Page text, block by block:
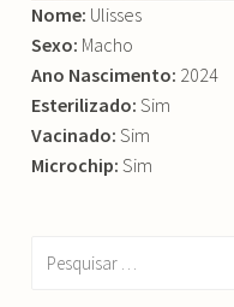
Nome: Ulisses
Sexo: Macho
Ano Nascimento: 2024
Esterilizado: Sim
Vacinado: Sim
Microchip:Sim